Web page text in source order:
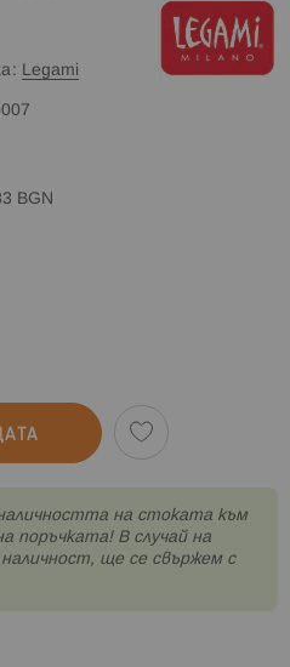
Legami
BGN
на стоката към
поръчката! В случай на
ще се свържем с